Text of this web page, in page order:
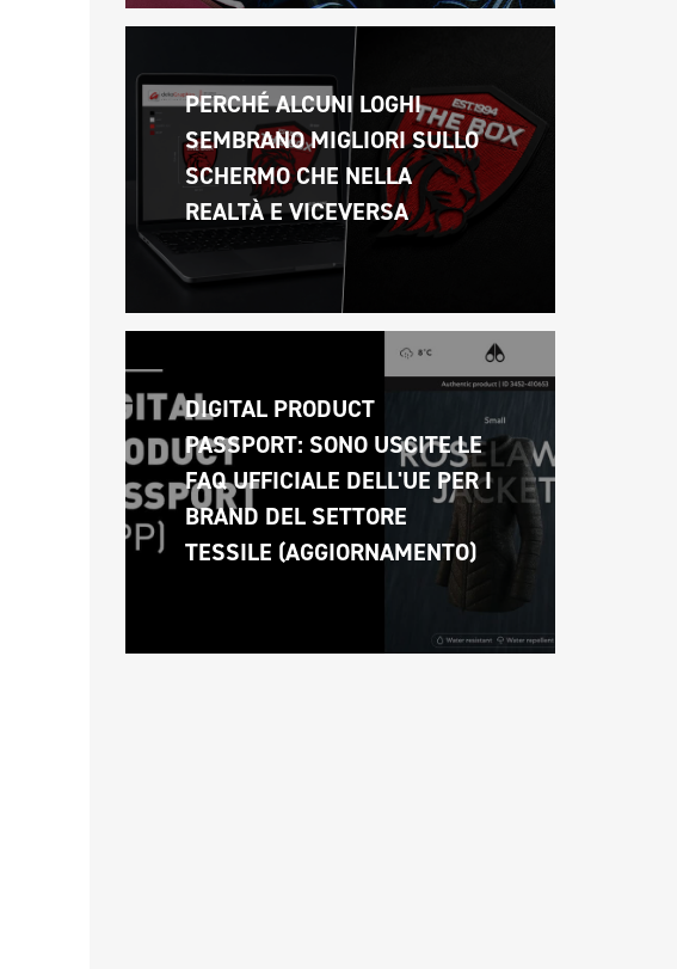
PERCHÉ ALCUNI LOGHI
SEMBRANO MIGLIORI SULLO
SCHERMO CHE NELLA
REALTÀ E VICEVERSA
DIGITAL PRODUCT
PASSPORT: SONO USCITE LE
FAQ UFFICIALE DELL'UE PER I
BRAND DEL SETTORE
TESSILE (AGGIORNAMENTO)